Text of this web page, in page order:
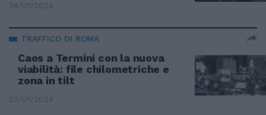
24/01/2024
TRAFFICO DI ROMA
Caos a Termini con la nuova
viabilità: file chilometriche e
zona in tilt
23/01/2024